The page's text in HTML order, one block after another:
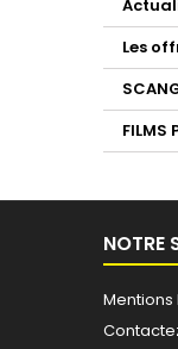
Les
FILMS
NOTRE